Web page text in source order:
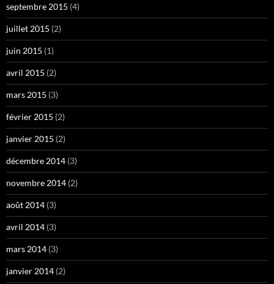
septembre 2015 (4)
juillet 2015 (2)
juin 2015 (1)
avril 2015 (2)
mars 2015 (3)
février 2015 (2)
janvier 2015 (2)
décembre 2014 (3)
novembre 2014 (2)
août 2014 (3)
avril 2014 (3)
mars 2014 (3)
janvier 2014 (2)